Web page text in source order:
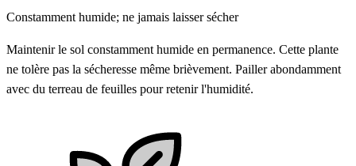
Constamment humide; ne jamais laisser sécher
Maintenir le sol constamment humide en permanence. Cette plante
ne tolère pas la sécheresse même brièvement. Pailler abondamment
avec du terreau de feuilles pour retenir l'humidité.